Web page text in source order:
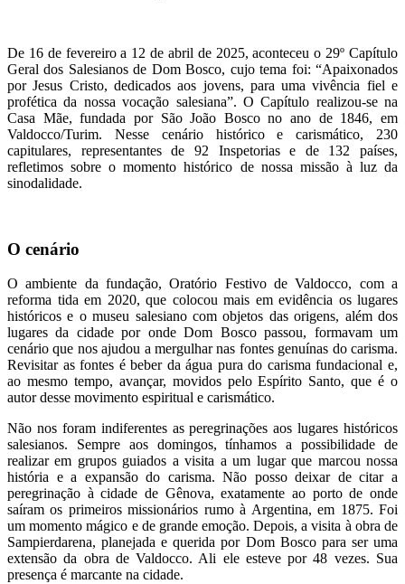
De 16 de fevereiro a 12 de abril de 2025, aconteceu o 29º Capítulo
Geral dos Salesianos de Dom Bosco, cujo tema foi: “Apaixonados
por Jesus Cristo, dedicados aos jovens, para uma vivência fiel e
profética da nossa vocação salesiana”. O Capítulo realizou-se na
Casa Mãe, fundada por São João Bosco no ano de 1846, em
Valdocco/Turim. Nesse cenário histórico e carismático, 230
capitulares, representantes de 92 Inspetorias e de 132 países,
refletimos sobre o momento histórico de nossa missão à luz da
sinodalidade.
O cenário
O ambiente da fundação, Oratório Festivo de Valdocco, com a
reforma tida em 2020, que colocou mais em evidência os lugares
históricos e o museu salesiano com objetos das origens, além dos
lugares da cidade por onde Dom Bosco passou, formavam um
cenário que nos ajudou a mergulhar nas fontes genuínas do carisma.
Revisitar as fontes é beber da água pura do carisma fundacional e,
ao mesmo tempo, avançar, movidos pelo Espírito Santo, que é o
autor desse movimento espiritual e carismático.
Não nos foram indiferentes as peregrinações aos lugares históricos
salesianos. Sempre aos domingos, tínhamos a possibilidade de
realizar em grupos guiados a visita a um lugar que marcou nossa
história e a expansão do carisma. Não posso deixar de citar a
peregrinação à cidade de Gênova, exatamente ao porto de onde
saíram os primeiros missionários rumo à Argentina, em 1875. Foi
um momento mágico e de grande emoção. Depois, a visita à obra de
Sampierdarena, planejada e querida por Dom Bosco para ser uma
extensão da obra de Valdocco. Ali ele esteve por 48 vezes. Sua
presença é marcante na cidade.